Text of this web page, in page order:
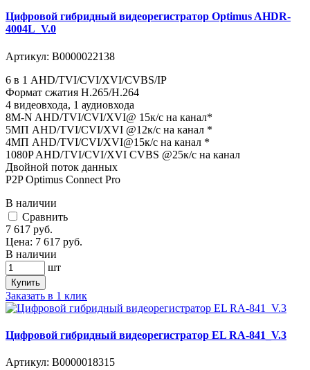
Цифровой гибридный видеорегистратор Optimus AHDR-
4004L_V.0
Артикул: В0000022138
6 в 1 AHD/TVI/CVI/XVI/CVBS/IP
Формат сжатия H.265/H.264
4 видеовхода, 1 аудиовхода
8M-N AHD/TVI/CVI/XVI@ 15к/с на канал*
5MП AHD/TVI/CVI/XVI @12к/с на канал *
4MП AHD/TVI/CVI/XVI@15к/с на канал *
1080P AHD/TVI/CVI/XVI CVBS @25к/с на канал
Двойной поток данных
P2P Optimus Connect Pro
В наличии
Cравнить
7 617 руб.
Цена: 7 617 руб.
В наличии
шт
Купить
Заказать в 1 клик
Цифровой гибридный видеорегистратор EL RA-841_V.3
Артикул: В0000018315